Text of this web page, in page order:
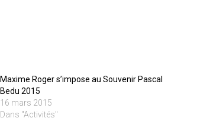
Maxime Roger s’impose au Souvenir Pascal
Bedu 2015
16 mars 2015
Dans "Activités"